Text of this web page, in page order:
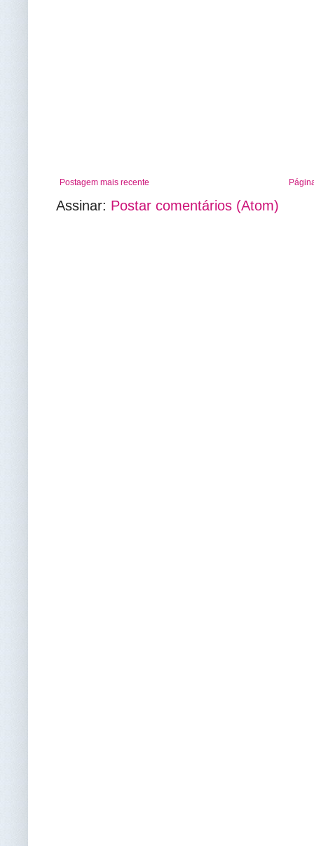
Postagem mais recente
Assinar: Postar comentários (Atom)